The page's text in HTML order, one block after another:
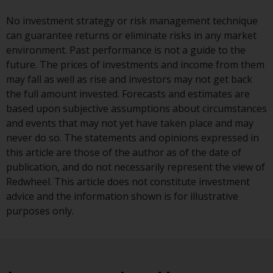
Anlagebedürfnisse eines
bestimmten Anlegers oder
bestimmter Anleger.
Nichts auf dieser Website sollte
als Anlage-, Steuer-, Rechts- oder
sonstige Beratung ausgelegt
werden.
Risikowarnung
Die frühere Wertentwicklung
eines von Redwheel verwalteten
No investment strategy or risk management technique
can guarantee returns or eliminate risks in any market
environment. Past performance is not a guide to the
future. The prices of investments and income from them
may fall as well as rise and investors may not get back
the full amount invested. Forecasts and estimates are
based upon subjective assumptions about circumstances
and events that may not yet have taken place and may
never do so. The statements and opinions expressed in
this article are those of the author as of the date of
publication, and do not necessarily represent the view of
Redwheel. This article does not constitute investment
advice and the information shown is for illustrative
purposes only.